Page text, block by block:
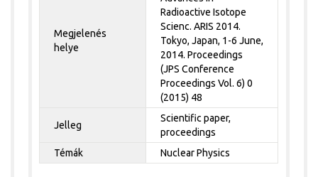
Megjelenés
helye
Radioactive Isotope
Scienc. ARIS 2014.
Tokyo, Japan, 1-6 June,
2014. Proceedings
(JPS Conference
Proceedings Vol. 6) 0
(2015) 48
Jelleg
Scientific paper,
proceedings
Témák
Nuclear Physics